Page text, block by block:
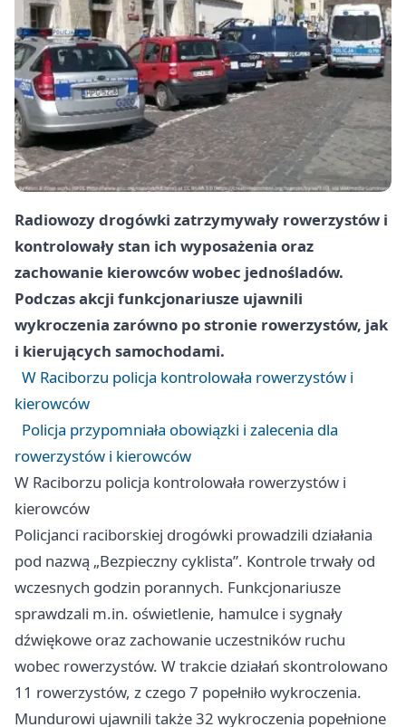
Radiowozy drogówki zatrzymywały rowerzystów i
kontrolowały stan ich wyposażenia oraz
zachowanie kierowców wobec jednośladów.
Podczas akcji funkcjonariusze ujawnili
wykroczenia zarówno po stronie rowerzystów, jak
i kierujących samochodami.
W Raciborzu policja kontrolowała rowerzystów i
kierowców
Policja przypomniała obowiązki i zalecenia dla
rowerzystów i kierowców
W Raciborzu policja kontrolowała rowerzystów i
kierowców
Policjanci raciborskiej drogówki prowadzili działania
pod nazwą „Bezpieczny cyklista”. Kontrole trwały od
wczesnych godzin porannych. Funkcjonariusze
sprawdzali m.in. oświetlenie, hamulce i sygnały
dźwiękowe oraz zachowanie uczestników ruchu
wobec rowerzystów. W trakcie działań skontrolowano
11 rowerzystów, z czego 7 popełniło wykroczenia.
Mundurowi ujawnili także 32 wykroczenia popełnione